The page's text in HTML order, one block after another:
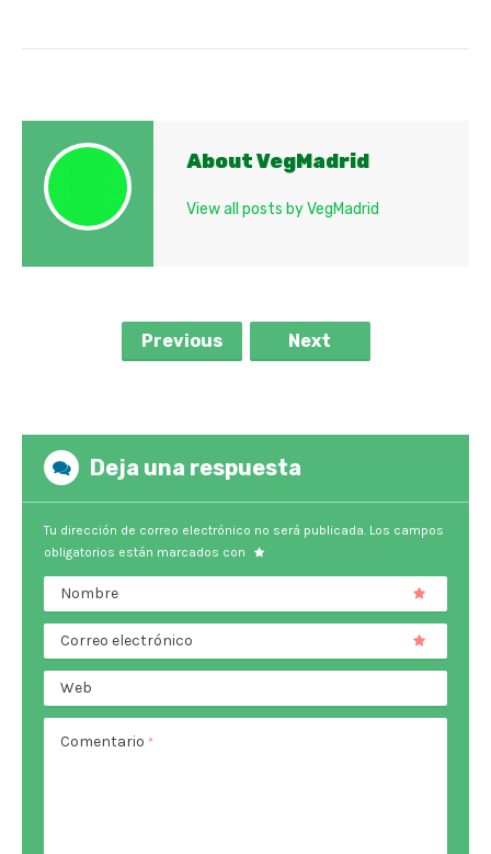
About VegMadrid
View all posts by VegMadrid
Previous Next
Deja una respuesta
Tu dirección de correo electrónico no será publicada. Los campos
obligatorios están marcados con
Nombre
Correo electrónico
Web
Comentario *